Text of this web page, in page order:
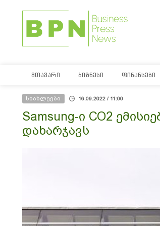
ᲛᲗᲐᲕᲐᲠᲘ ᲑᲘᲖᲜᲔᲡᲘ ᲤᲘᲜᲐᲜᲡᲔᲑᲘ
სიახლეები 16.09.2022 / 11:00
Samsung-ი СО2
დახარჯავს